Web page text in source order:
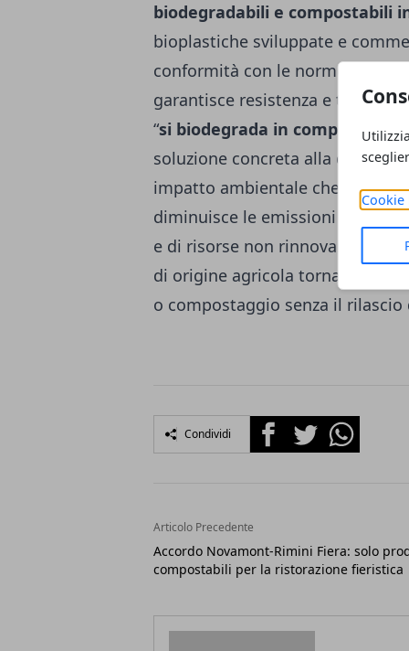
Cookie
biodegradabili e compostabili
bioplastiche sviluppate e
conformità con le norme
garantisce resistenza e tenuta
“si biodegrada in compostaggio
soluzione concreta alla
impatto ambientale che
nasce
diminuisce le emissioni di gas
e di risorse non rinnovabili,
di origine agricola tornano alla
o compostaggio senza il
Condividi FacebookTwitterWhatsapp
Articolo Precedente
Accordo Novamont-Rimini Fiera: solo
compostabili per la ristorazione fieristica